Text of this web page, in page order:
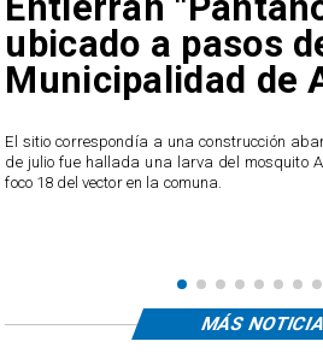
ubicado a pasos
Municipalidad de
El sitio correspondía a una construcción
de julio fue hallada una larva del mosquito
foco 18 del vector en la comuna.
MÁS